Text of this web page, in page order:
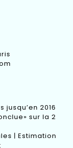
jusqu’en 2016
sur la 2
| Estimation